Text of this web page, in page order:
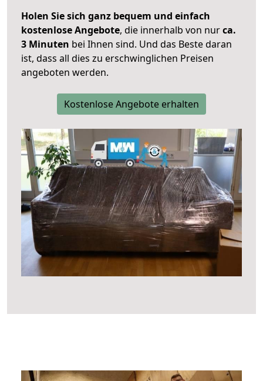
Holen Sie sich ganz bequem und einfach
kostenlose Angebote, die innerhalb von nurca.
3 Minuten bei Ihnen sind. Und das Beste daran
ist, dass all dies zu erschwinglichen Preisen
angeboten werden.
Kostenlose Angebote erhalten